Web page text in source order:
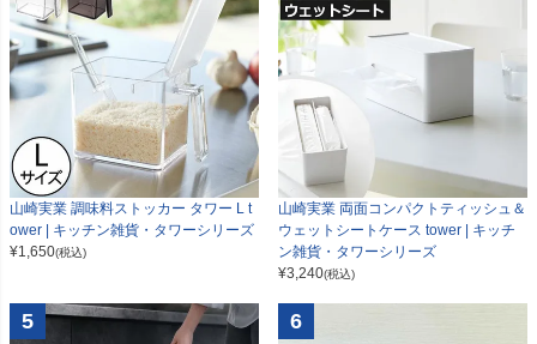
山崎実業 調味料ストッカー タワー L t
ower | キッチン雑貨・タワーシリーズ
¥1,650(税込)
山崎実業 両面コンパクトティッシュ＆
ウェットシートケース tower | キッチ
ン雑貨・タワーシリーズ
¥3,240(税込)
5 6